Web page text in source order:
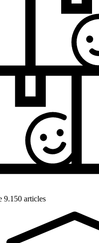
9.150 articles